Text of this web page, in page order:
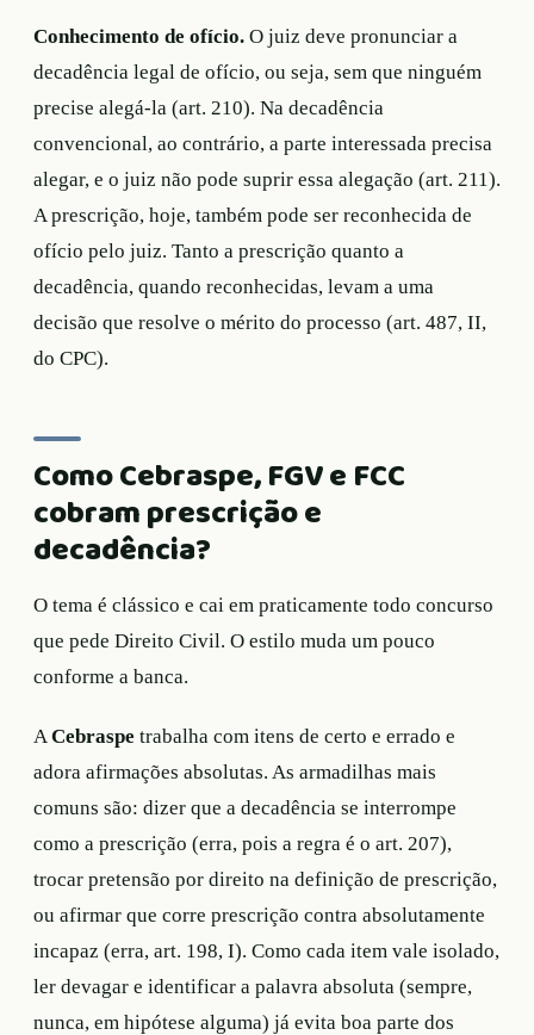
Conhecimento de ofício. O juiz deve pronunciar a
decadência legal de ofício, ou seja, sem que ninguém
precise alegá-la (art. 210). Na decadência
convencional, ao contrário, a parte interessada precisa
alegar, e o juiz não pode suprir essa alegação (art. 211).
A prescrição, hoje, também pode ser reconhecida de
ofício pelo juiz. Tanto a prescrição quanto a
decadência, quando reconhecidas, levam a uma
decisão que resolve o mérito do processo (art. 487, II,
do CPC).
Como Cebraspe, FGV e FCC
cobram prescrição e
decadência?
O tema é clássico e cai em praticamente todo concurso
que pede Direito Civil. O estilo muda um pouco
conforme a banca.
A Cebraspe trabalha com itens de certo e errado e
adora afirmações absolutas. As armadilhas mais
comuns são: dizer que a decadência se interrompe
como a prescrição (erra, pois a regra é o art. 207),
trocar pretensão por direito na definição de prescrição,
ou afirmar que corre prescrição contra absolutamente
incapaz (erra, art. 198, I). Como cada item vale isolado,
ler devagar e identificar a palavra absoluta (sempre,
nunca, em hipótese alguma) já evita boa parte dos